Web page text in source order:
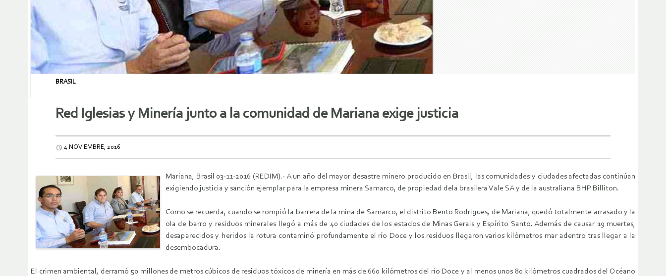
BRASIL
Red Iglesias y Minería junto a la comunidad de Mariana exige justicia
4 NOVIEMBRE, 2016
Mariana, Brasil 03-11-2016 (REDIM).- A un año del mayor desastre minero producido en Brasil, las comunidades y ciudades afectadas continúan
exigiendo justicia y sanción ejemplar para la empresa minera Samarco, de propiedad dela brasilera Vale SA y de la australiana BHP Billiton.
Como se recuerda, cuando se rompió la barrera de la mina de Samarco, el distrito Bento Rodrigues, de Mariana, quedó totalmente arrasado y la
ola de barro y residuos minerales llegó a más de 40 ciudades de los estados de Minas Gerais y Espírito Santo. Además de causar 19 muertes,
desaparecidos y heridos la rotura contaminó profundamente el río Doce y los residuos llegaron varios kilómetros mar adentro tras llegar a la
desembocadura.
El crimen ambiental, derramó 50 millones de metros cúbicos de residuos tóxicos de minería en más de 660 kilómetros del río Doce y al menos unos 80 kilómetros cuadrados del Océano